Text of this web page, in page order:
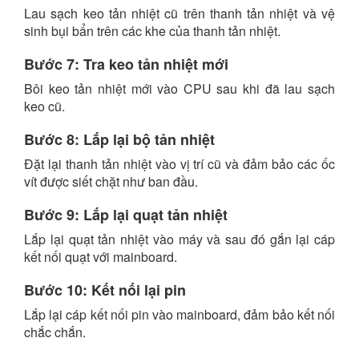
Lau sạch keo tản nhiệt cũ trên thanh tản nhiệt và vệ
sinh bụi bẩn trên các khe của thanh tản nhiệt.
Bước 7: Tra keo tản nhiệt mới
Bôi keo tản nhiệt mới vào CPU sau khi đã lau sạch
keo cũ.
Bước 8: Lắp lại bộ tản nhiệt
Đặt lại thanh tản nhiệt vào vị trí cũ và đảm bảo các ốc
vít được siết chặt như ban đầu.
Bước 9: Lắp lại quạt tản nhiệt
Lắp lại quạt tản nhiệt vào máy và sau đó gắn lại cáp
kết nối quạt với mainboard.
Bước 10: Kết nối lại pin
Lắp lại cáp kết nối pin vào mainboard, đảm bảo kết nối
chắc chắn.